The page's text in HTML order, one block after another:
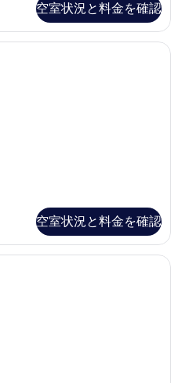
空室状況と料金を確認
空室状況と料金を確認
トリプルルーム 喫煙可 | WiFi (無料)